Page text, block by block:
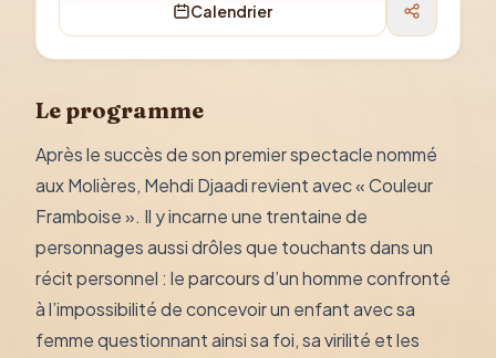
Calendrier
Le programme
Après le succès de son premier spectacle nommé
aux Molières, Mehdi Djaadi revient avec « Couleur
Framboise ». Il y incarne une trentaine de
personnages aussi drôles que touchants dans un
récit personnel : le parcours d’un homme confronté
à l’impossibilité de concevoir un enfant avec sa
femme questionnant ainsi sa foi, sa virilité et les